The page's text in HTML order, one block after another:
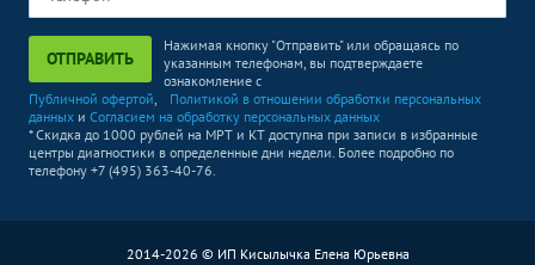
УЗИ поджелудочной
железы
2000р. -
УЗИ селезенки 800р.
-
Эхокардиография (УЗИ
сердца)
2700 -
УЗИ в акушерстве Без контраста С контрастом
ОТПРАВИТЬ
Нажимая кнопку "Отправить" или обращаясь по
указанным телефонам, вы подтверждаете
ознакомление с
Публичной офертой,
Политикой в отношении обработки персональных
данных и Согласием на обработку персональных данных
* Скидка до 1000 рублей на МРТ и КТ доступна при записи в избранные
центры диагностики в определенные дни недели. Более подробно по
телефону +7 (495) 363-40-76.
2014-2026 © ИП Кисылычка Елена Юрьевна